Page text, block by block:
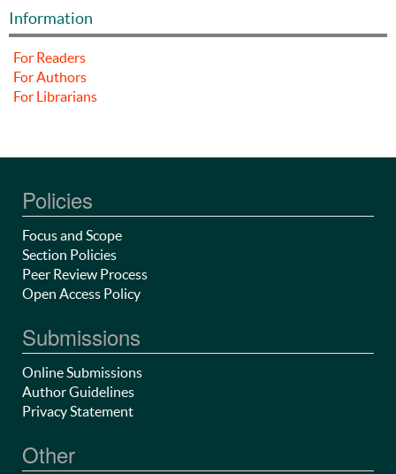
Information
For Readers
For Authors
For Librarians
Policies
Focus and Scope
Section Policies
Peer Review Process
Open Access Policy
Submissions
Online Submissions
Author Guidelines
Privacy Statement
Other